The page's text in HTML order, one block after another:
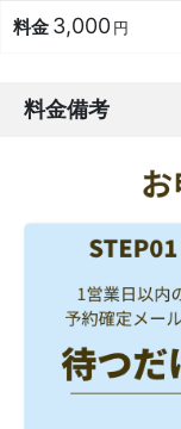
3,000円
料金備考